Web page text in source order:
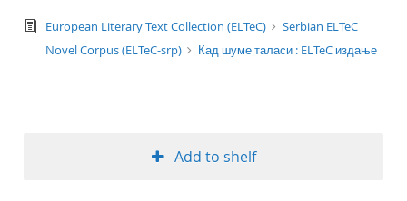
format
text/tg.edition+tg.aggregation+xml
European Literary Text Collection (ELTeC)
Serbian ELTeC
Novel Corpus (ELTeC-srp)
Кад шуме таласи : ELTeC издање
Add to shelf